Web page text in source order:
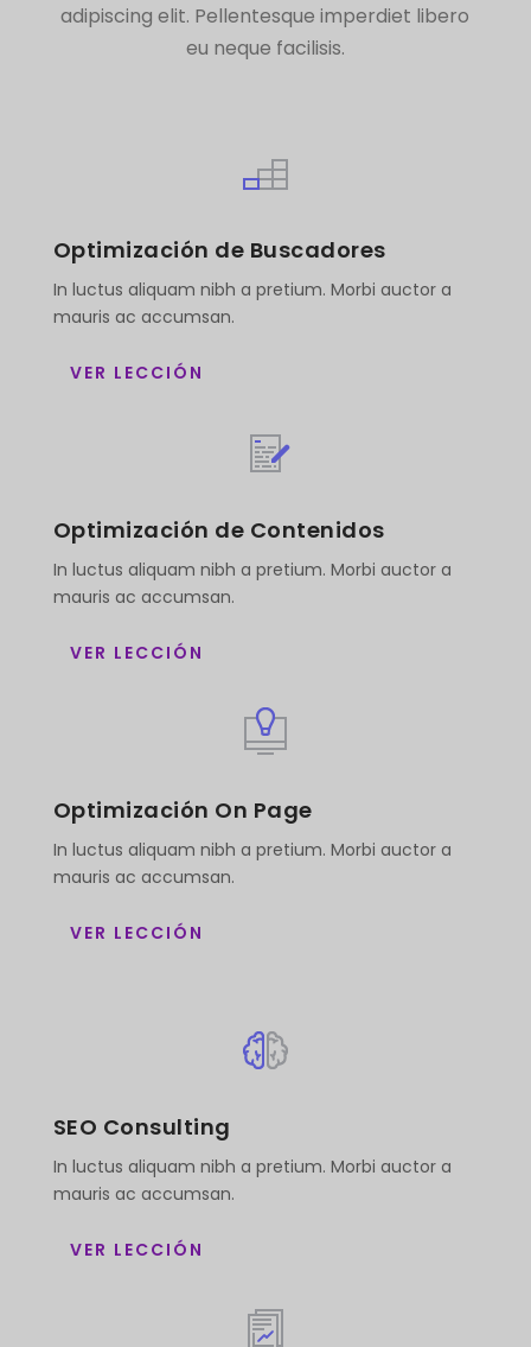
adipiscing elit. Pellentesque imperdiet libero
eu neque facilisis.
Optimización de Buscadores
In luctus aliquam nibh a pretium. Morbi auctor a
mauris ac accumsan.
VER LECCIÓN
Optimización de Contenidos
In luctus aliquam nibh a pretium. Morbi auctor a
mauris ac accumsan.
VER LECCIÓN
Optimización On Page
In luctus aliquam nibh a pretium. Morbi auctor a
mauris ac accumsan.
VER LECCIÓN
SEO Consulting
In luctus aliquam nibh a pretium. Morbi auctor a
mauris ac accumsan.
VER LECCIÓN